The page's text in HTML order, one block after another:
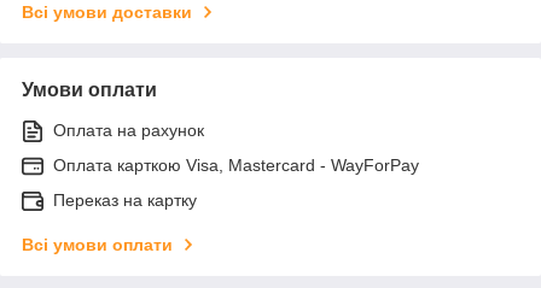
Всі умови доставки
Умови оплати
Оплата на рахунок
Оплата карткою Visa, Mastercard - WayForPay
Переказ на картку
Всі умови оплати